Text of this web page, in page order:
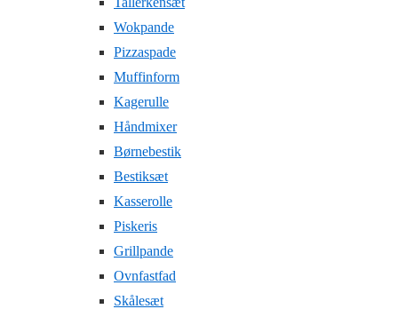
Wokpande
Pizzaspade
Muffinform
Kagerulle
Håndmixer
Børnebestik
Bestiksæt
Kasserolle
Piskeris
Grillpande
Ovnfastfad
Skålesæt